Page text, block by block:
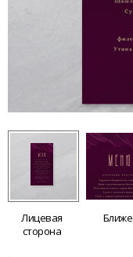
Лицевая
сторона
Ближе